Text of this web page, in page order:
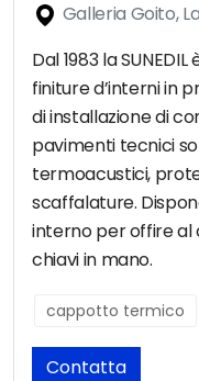
Galleria Goito,
Dal 1983 la
finiture d’interni in
di installazione di
pavimenti tecnici
termoacustici,
scaffalature.
interno per offire al
chiavi in mano.
cappotto termico
Contatta